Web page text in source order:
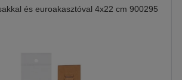
és euroakasztóval 4x22 cm 900295